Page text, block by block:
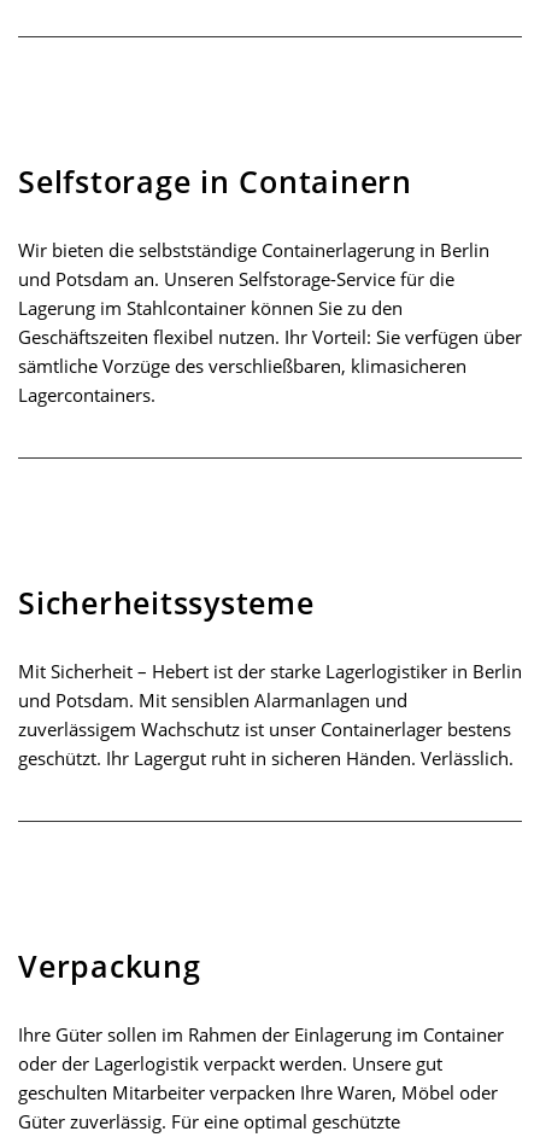
Selfstorage in Containern
Wir bieten die selbstständige Containerlagerung in Berlin
und Potsdam an. Unseren Selfstorage-Service für die
Lagerung im Stahlcontainer können Sie zu den
Geschäftszeiten flexibel nutzen. Ihr Vorteil: Sie verfügen über
sämtliche Vorzüge des verschließbaren, klimasicheren
Lagercontainers.
Sicherheitssysteme
Mit Sicherheit – Hebert ist der starke Lagerlogistiker in Berlin
und Potsdam. Mit sensiblen Alarmanlagen und
zuverlässigem Wachschutz ist unser Containerlager bestens
geschützt. Ihr Lagergut ruht in sicheren Händen. Verlässlich.
Verpackung
Ihre Güter sollen im Rahmen der Einlagerung im Container
oder der Lagerlogistik verpackt werden. Unsere gut
geschulten Mitarbeiter verpacken Ihre Waren, Möbel oder
Güter zuverlässig. Für eine optimal geschützte